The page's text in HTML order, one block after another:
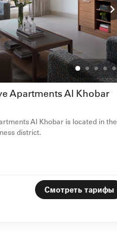
Apartments Al Khobar
Al Khobar is located in the
district.
Смотреть тарифы